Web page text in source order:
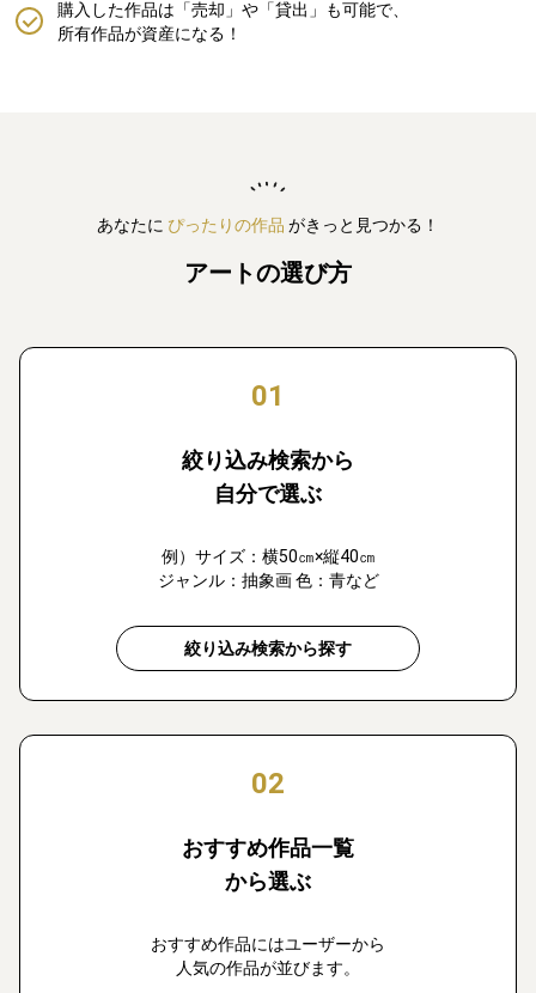
購入した作品は「売却」や「貸出」も可能で、
所有作品が資産になる！
あなたに ぴったりの作品 がきっと見つかる！
アートの選び方
01
絞り込み検索から
自分で選ぶ
例）サイズ：横50㎝×縦40㎝
ジャンル：抽象画 色：青など
絞り込み検索から探す
02
おすすめ作品一覧
から選ぶ
おすすめ作品にはユーザーから
人気の作品が並びます。